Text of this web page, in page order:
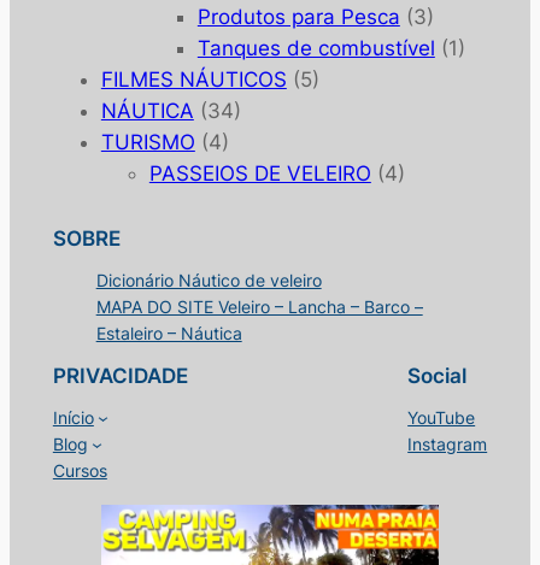
Produtos para Pesca (3)
Tanques de combustível (1)
FILMES NÁUTICOS (5)
NÁUTICA (34)
TURISMO (4)
PASSEIOS DE VELEIRO (4)
SOBRE
Dicionário Náutico de veleiro
MAPA DO SITE Veleiro – Lancha – Barco –
Estaleiro – Náutica
PRIVACIDADE
Início
Blog
Cursos
Social
YouTube
Instagram